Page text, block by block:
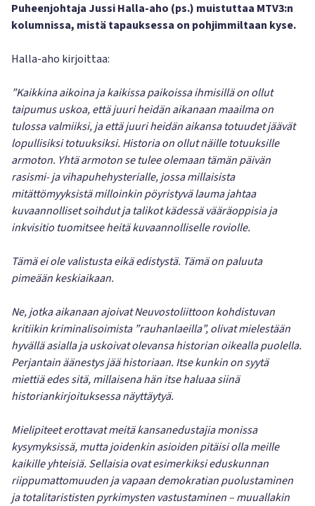
Puheenjohtaja Jussi Halla-aho (ps.) muistuttaa MTV3:n
kolumnissa, mistä tapauksessa on pohjimmiltaan kyse.
Halla-aho kirjoittaa:
”Kaikkina aikoina ja kaikissa paikoissa ihmisillä on ollut
taipumus uskoa, että juuri heidän aikanaan maailma on
tulossa valmiiksi, ja että juuri heidän aikansa totuudet jäävät
lopullisiksi totuuksiksi. Historia on ollut näille totuuksille
armoton. Yhtä armoton se tulee olemaan tämän päivän
rasismi- ja vihapuhehysterialle, jossa millaisista
mitättömyyksistä milloinkin pöyristyvä lauma jahtaa
kuvaannolliset soihdut ja talikot kädessä vääräoppisia ja
inkvisitio tuomitsee heitä kuvaannolliselle roviolle.
Tämä ei ole valistusta eikä edistystä. Tämä on paluuta
pimeään keskiaikaan.
Ne, jotka aikanaan ajoivat Neuvostoliittoon kohdistuvan
kritiikin kriminalisoimista ”rauhanlaeilla”, olivat mielestään
hyvällä asialla ja uskoivat olevansa historian oikealla puolella.
Perjantain äänestys jää historiaan. Itse kunkin on syytä
miettiä edes sitä, millaisena hän itse haluaa siinä
historiankirjoituksessa näyttäytyä.
Mielipiteet erottavat meitä kansanedustajia monissa
kysymyksissä, mutta joidenkin asioiden pitäisi olla meille
kaikille yhteisiä. Sellaisia ovat esimerkiksi eduskunnan
riippumattomuuden ja vapaan demokratian puolustaminen
ja totalitarististen pyrkimysten vastustaminen – muuallakin